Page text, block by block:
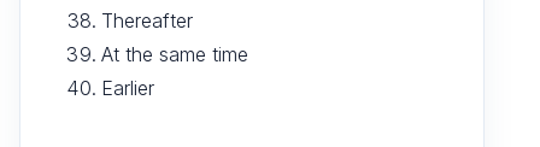
Thereafter
At the same time
Earlier